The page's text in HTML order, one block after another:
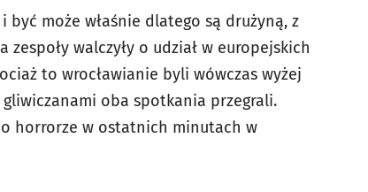
być może właśnie dlatego są drużyną, z
zespoły walczyły o udział w europejskich
to wrocławianie byli wówczas wyżej
oba spotkania przegrali.
horrorze w ostatnich minutach w